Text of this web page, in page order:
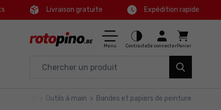
Ctrl M
Menu principal
Filtres
Produits
Livraison gratuite Expédition rapide
Menu ContrasteSe connecter Panier
Maison & Jardin
Outils à main > Bandes et papiers de peinture